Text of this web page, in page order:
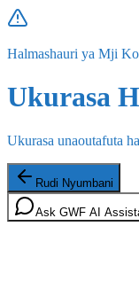
Halmashauri ya Mji
Ukurasa
Ukurasa unaoutafuta
Rudi Nyumbani
Ask GWF AI